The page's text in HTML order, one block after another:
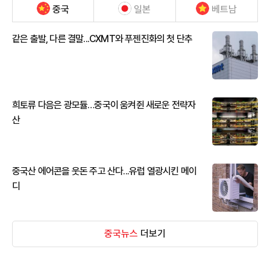
중국 일본 베트남
같은 출발, 다른 결말...CXMT와 푸젠진화의 첫 단추
희토류 다음은 광모듈…중국이 움켜쥔 새로운 전략자
산
중국산 에어콘을 웃돈 주고 산다...유럽 열광시킨 메이
디
중국뉴스 더보기